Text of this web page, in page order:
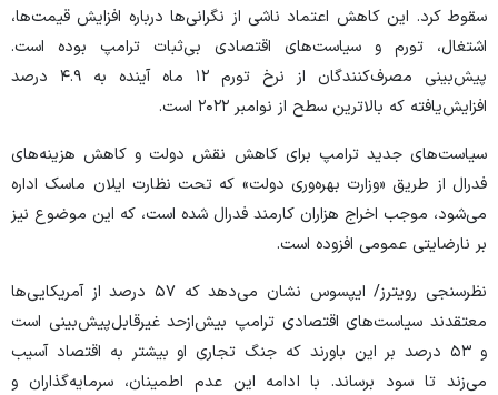
سقوط کرد. این کاهش اعتماد ناشی از نگرانی‌ها درباره افزایش قیمت‌ها،
اشتغال، تورم و سیاست‌های اقتصادی بی‌ثبات ترامپ بوده است.
پیش‌بینی مصرف‌کنندگان از نرخ تورم ۱۲ ماه آینده به ۴.۹ درصد
افزایش‌یافته که بالاترین سطح از نوامبر ۲۰۲۲ است.
سیاست‌های جدید ترامپ برای کاهش نقش دولت و کاهش هزینه‌های
فدرال از طریق «وزارت بهره‌وری دولت» که تحت نظارت ایلان ماسک اداره
می‌شود، موجب اخراج هزاران کارمند فدرال شده است، که این موضوع نیز
بر نارضایتی عمومی افزوده است.
نظرسنجی رویترز/ ایپسوس نشان می‌دهد که ۵۷ درصد از آمریکایی‌ها
معتقدند سیاست‌های اقتصادی ترامپ بیش‌ازحد غیرقابل‌پیش‌بینی است
و ۵۳ درصد بر این باورند که جنگ تجاری او بیشتر به اقتصاد آسیب
می‌زند تا سود برساند. با ادامه این عدم اطمینان، سرمایه‌گذاران و